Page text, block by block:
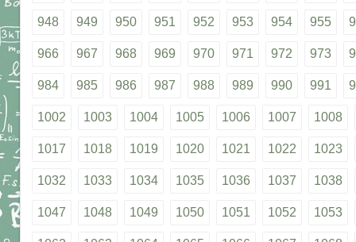
948 949 950 951 952 953 954 955
966 967 968 969 970 971 972 973
984 985 986 987 988 989 990 991
1002 1003 1004 1005 1006 1007 1008
1017 1018 1019 1020 1021 1022 1023
1032 1033 1034 1035 1036 1037 1038
1047 1048 1049 1050 1051 1052 1053